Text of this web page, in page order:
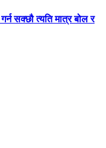
सक्छौ त्यति मात्र बोल र